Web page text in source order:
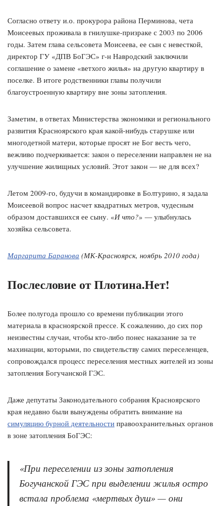
Согласно ответу и.о. прокурора района Перминова, чета
Моисеевых проживала в гнилушке-призраке с 2003 по 2006
годы. Затем глава сельсовета Моисеева, ее сын с невесткой,
директор ГУ «ДПВ БоГЭС» г-н Навродский заключили
соглашение о замене «ветхого жилья» на другую квартиру в
поселке. В итоге родственники главы получили
благоустроенную квартиру вне зоны затопления.
Заметим, в ответах Министерства экономики и регионального
развития Красноярского края какой-нибудь старушке или
многодетной матери, которые просят не Бог весть чего,
вежливо подчеркивается: закон о переселении направлен не на
улучшение жилищных условий. Этот закон — не для всех?
Летом 2009-го, будучи в командировке в Болтурино, я задала
Моисеевой вопрос насчет квадратных метров, чудесным
образом доставшихся ее сыну. «И что?» — улыбнулась
хозяйка сельсовета.
Маргарита Баранова (МК-Красноярск, ноябрь 2010 года)
Послесловие от Плотина.Нет!
Более полугода прошло со времени публикации этого
материала в красноярской прессе. К сожалению, до сих пор
неизвестны случаи, чтобы кто-либо понес наказание за те
махинации, которыми, по свидетельству самих переселенцев,
сопровождался процесс переселения местных жителей из зоны
затопления Богучанской ГЭС.
Даже депутаты Законодательного собрания Красноярского
края недавно были вынуждены обратить внимание на
симуляцию бурной деятельности правоохранительных органов
в зоне затопления БоГЭС:
«При переселении из зоны затопления
Богучанской ГЭС при выделении жилья остро
встала проблема «мертвых душ» — они